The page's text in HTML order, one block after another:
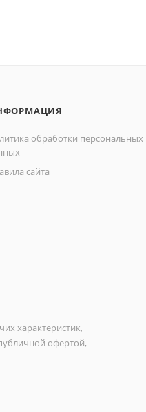
обработки персональных
сайта
характеристик,
офертой,